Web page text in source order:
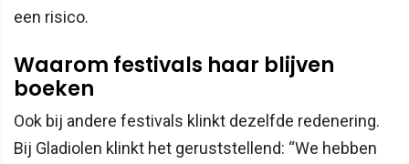
een risico.
Waarom festivals haar blijven
boeken
Ook bij andere festivals klinkt dezelfde redenering.
Bij Gladiolen klinkt het geruststellend: “We hebben